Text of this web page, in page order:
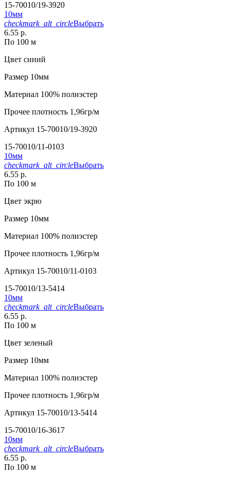
15-70010/19-3920
10мм
checkmark_alt_circleВыбрать
6.55 р.
По 100 м
Цвет синий
Размер 10мм
Материал 100% полиэстер
Прочее плотность 1,96гр/м
Артикул 15-70010/19-3920
15-70010/11-0103
10мм
checkmark_alt_circleВыбрать
6.55 р.
По 100 м
Цвет экрю
Размер 10мм
Материал 100% полиэстер
Прочее плотность 1,96гр/м
Артикул 15-70010/11-0103
15-70010/13-5414
10мм
checkmark_alt_circleВыбрать
6.55 р.
По 100 м
Цвет зеленый
Размер 10мм
Материал 100% полиэстер
Прочее плотность 1,96гр/м
Артикул 15-70010/13-5414
15-70010/16-3617
10мм
checkmark_alt_circleВыбрать
6.55 р.
По 100 м